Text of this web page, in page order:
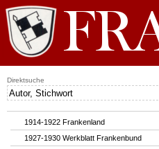
1914-1922 Frankenland
1927-1930 Werkblatt Frankenbund
Direktsuche